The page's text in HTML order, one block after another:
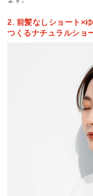
2. 前髪なしショート×
つくるナチュラルショ